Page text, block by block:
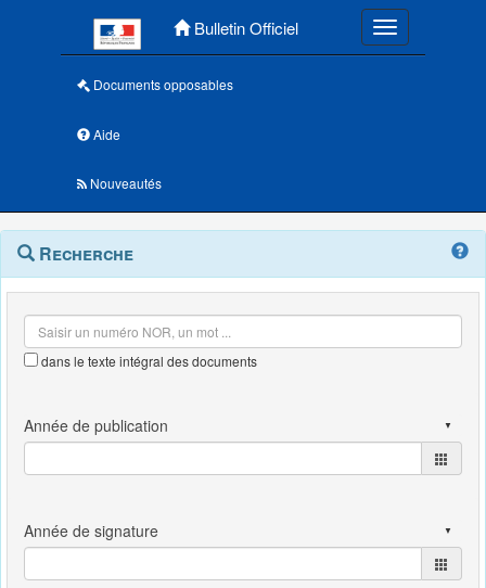
Bulletin Officiel Toggle
Documents opposables
Aide
Nouveautés
Navigation
outils
Menu
contextuel
Recherche
dans le texte intégral des documents